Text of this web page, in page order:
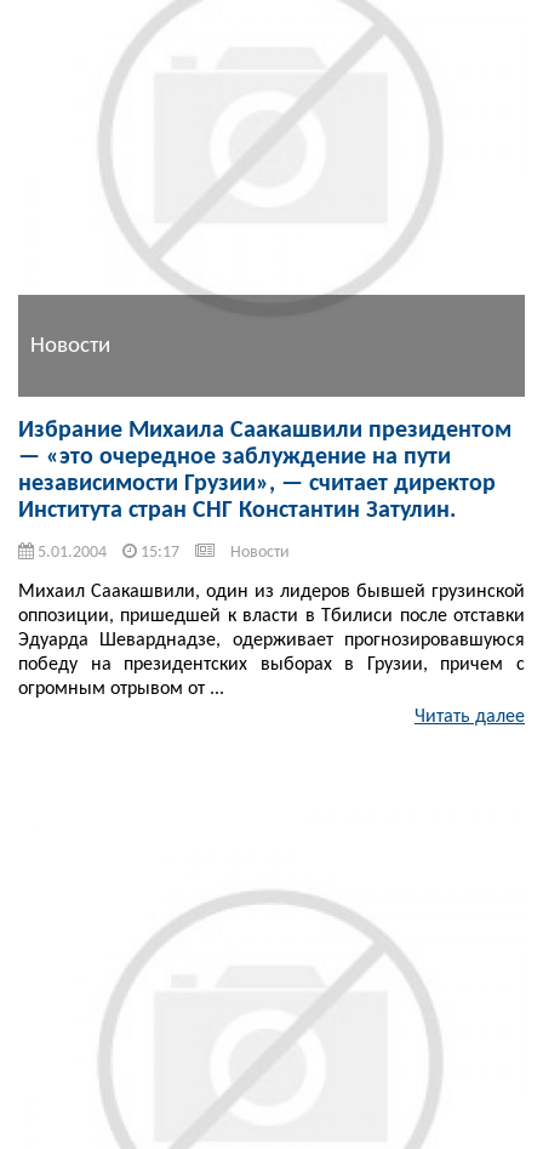
Новости
Избрание Михаила Саакашвили президентом
— «это очередное заблуждение на пути
независимости Грузии», — считает директор
Института стран СНГ Константин Затулин.
5.01.2004 15:17 Новости
Михаил Саакашвили, один из лидеров бывшей грузинской
оппозиции, пришедшей к власти в Тбилиси после отставки
Эдуарда Шеварднадзе, одерживает прогнозировавшуюся
победу на президентских выборах в Грузии, причем с
огромным отрывом от ...
Читать далее